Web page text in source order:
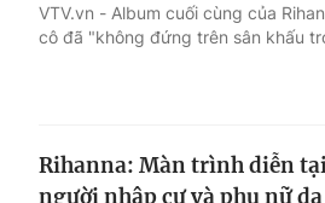
VTV.vn - Album cuối cùng của
cô đã "không đứng trên sân khấu
Rihanna: Màn trình diễn
người nhập cư và phụ nữ